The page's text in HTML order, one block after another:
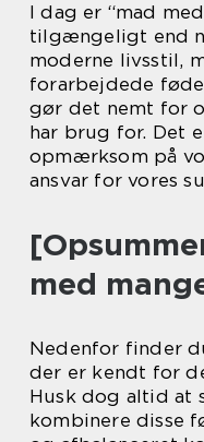
I dag er “mad
tilgængeligt end
moderne livsstil,
forarbejdede
gør det nemt for
har brug for. Det
opmærksom på
ansvar for vores
med
Nedenfor finder
der er kendt for
Husk dog altid at
kombinere disse